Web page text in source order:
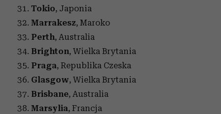
Tokio, Japonia
Marrakesz, Maroko
Perth, Australia
Brighton, Wielka Brytania
Praga, Republika Czeska
Glasgow, Wielka Brytania
Brisbane, Australia
Marsylia, Francja